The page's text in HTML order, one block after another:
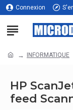
Connexion
INFORMATIQUE
HP
feed